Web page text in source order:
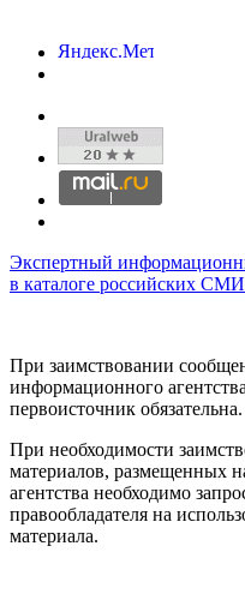
Экспертный
в каталоге российских
При заимствовании
информационного
первоисточник обязательна.
При необходимости
материалов, размещенных
агентства необходимо
правообладателя на
материала.